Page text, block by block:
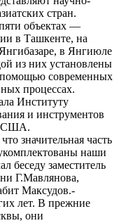
стран.
объектах —
в Ташкенте, на
в Янгиюле
из них установлены
помощью современных
процессах.
Институту
и инструментов
США.
значительная часть
наши
беседу заместитель
Г.Мавлянова,
Максудов.-
лет. В прежние
они